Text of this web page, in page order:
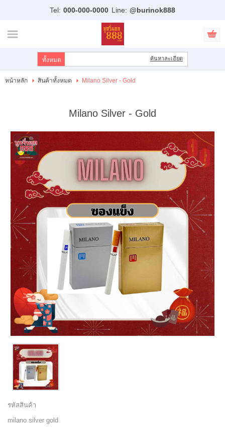
สมัครสมาชิก
สินค้าที่สนใจ ( 0 )
แบรนด์
บัญชีผู้ใช้
ขั้นตอนการสั่งซื้อ
แจ้งชำระเงิน
Tel: 000-000-0000 Line: @burinok888
ค้นหาละเอียด
หน้าหลัก สินค้าทั้งหมด Milano Silver - Gold
Milano Silver - Gold
รหัสสินค้า
milano silver gold